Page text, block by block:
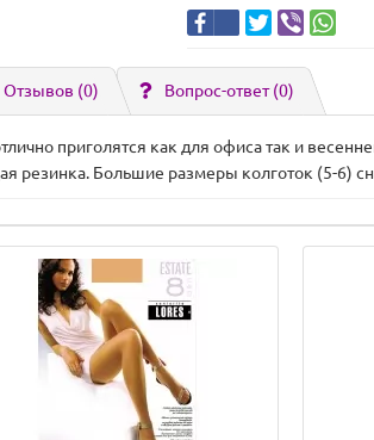
Отзывов (0) Вопрос-ответ(0)
приголятся как для офиса так и
резинка. Большие размеры колготок (5-6)